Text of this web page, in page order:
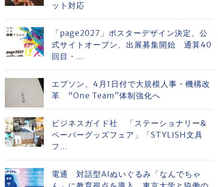
ット対応
「page2027」ポスターデザイン決定、公
式サイトオープン、出展募集開始 通算40
回目・...
エプソン、4月1日付で大規模人事・機構改
革 “One Team”体制強化へ
ビジネスガイド社 「ステーショナリー&
ペーパーグッズフェア」「STYLISH文具
フ...
電通 対話型AIぬいぐるみ「なんでちゃ